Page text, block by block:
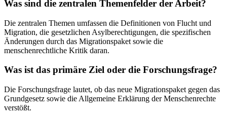
Was sind die zentralen Themenfelder der Arbeit?
Die zentralen Themen umfassen die Definitionen von Flucht und
Migration, die gesetzlichen Asylberechtigungen, die spezifischen
Änderungen durch das Migrationspaket sowie die
menschenrechtliche Kritik daran.
Was ist das primäre Ziel oder die Forschungsfrage?
Die Forschungsfrage lautet, ob das neue Migrationspaket gegen das
Grundgesetz sowie die Allgemeine Erklärung der Menschenrechte
verstößt.